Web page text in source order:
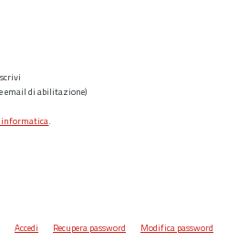
email di abilitazione)
informatica.
Accedi Recupera password Modifica password